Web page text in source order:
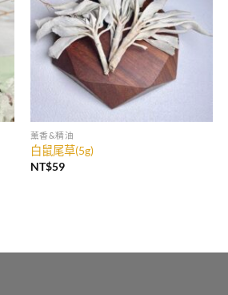
薰香&精油
白鼠尾草(5g)
NT$59